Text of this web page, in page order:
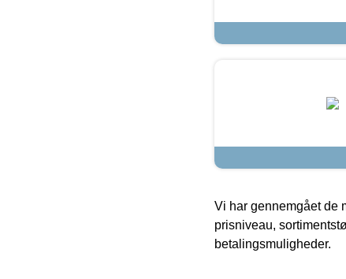
Vi har gennemgået de
prisniveau,
betalingsmuligheder.